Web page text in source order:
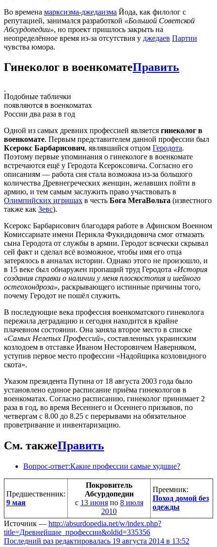
Во времена марксизма-джедаизма Йода, как филолог с
репутацией, занимался разработкой «Большой Советской
Абсурдопедии», но проект пришлось закрыть на
неопределённое время из-за отсутствия у джедаев Партии
чувства юмора.
Гинеколог в военкоматеПравить
Подобные таблички
появляются в военкоматах
России два раза в год
Одной из самых древних профессией является гинеколог в
военкомате. Первым представителем данной профессии был
Ксерокс Барбарисович, являвшийся отцом Геродота.
Поэтому первые упоминания о гинекологе в военкомате
встречаются ещё у Геродота Ксероксовича. Согласно его
описаниям — работа сия стала возможна из-за большого
количества Древнегреческих женщин, желавших пойти в
армию, и тем самым заслужить право участвовать в
Олимпийских игрищах в честь Бога МегаВольта (известного
также как Зевс).
Ксерокс Барбарисович благодаря работе в Афинском Военном
Комиссариате имени Перикла Фукидидовича смог отмазать
сына Геродота от службы в армии. Геродот всячески скрывал
сей факт и сделал всё возможное, чтобы имя его отца
затерялось в анналах истории. Однако этого не произошло, и
в 15 веке был обнаружен пропащий труд Геродота «История
создания справки о наличии у меня плоскостопия и шейного
остеохондроза», раскрывающего истинные причины того,
почему Геродот не пошёл служить.
В последующие века профессия военкоматского гинеколога
пережила деградацию и сегодня находится в крайне
плачевном состоянии. Она заняла второе место в списке
«Самых Нелепых Профессий», составленных украинским
козлодоем в отставке Иваном Несторовичем Наверняком,
уступив первое место профессии «Надойщика козловидного
скота».
Указом президента Путина от 18 августа 2003 года было
установлено единое расписание приёма гинекологов в
военкоматах. Согласно расписанию, гинеколог принимает 2
раза в год, во время Весеннего и Осеннего призывов, по
четвергам с 8.00 до 8.25 с перерывами на обязательное
проветривание и инвентаризацию.
См. такжеПравить
Вопрос-ответ:Какие профессии самые худшие?
Предшественник:
9 мая
Покровитель
Абсурдопедии
с 13 июняпо 8 июля
2010
Преемник:
Поход домой без
одежды
Источник — http://absurdopedia.net/w/index.php?
title=Древнейшие_профессии&oldid=335356
Последний раз редактировалась 19 августа 2014 в 13:52